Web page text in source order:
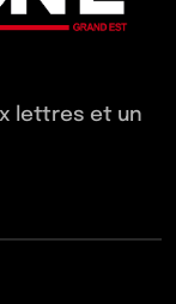
lettres et un